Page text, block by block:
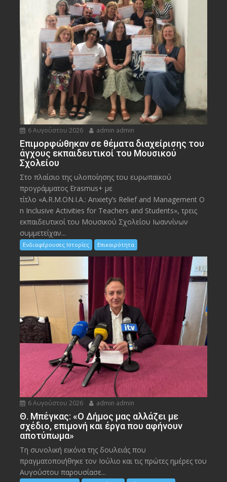
6 Αυγούστου 2026 admin admin
Eπιμορφώθηκαν σε θέματα διαχείρισης του
άγχους εκπαιδευτικοί του Μουσικού
Σχολείου
Στο πλαίσιο της υλοποίησης του ευρωπαϊκού
προγράμματος Erasmus+ με
τίτλο «A.R.M.ON.I.A.: Anxiety’s Relief and Management O
n Inclusive Activities for Teachers and Students», τρεις
εκπαιδευτικοί του Μουσικού Σχολείου Ιωαννίνων
συμμετείχαν...
Ενδιαφέρουσες Ιστορίες Επικαιρότητα
6 Αυγούστου 2026 admin admin
Θ. Μπέγκας: «Ο Δήμος μας αλλάζει με
σχέδιο, επιμονή και έργα που αφήνουν
αποτύπωμα»
Τη συνολική εικόνα της δουλειάς που
πραγματοποιήθηκε τον Ιούλιο και τις πρώτες ημέρες του
Αυγούστου παρουσίασε...